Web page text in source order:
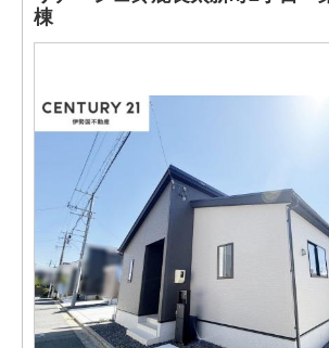
棟